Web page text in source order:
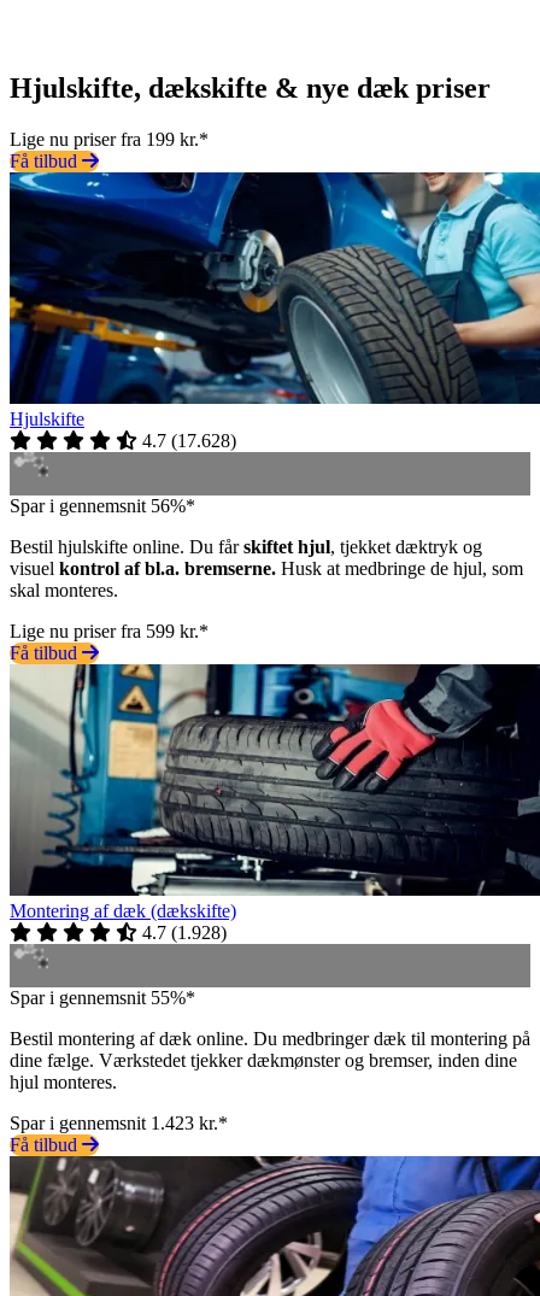
Hjulskifte, dækskifte & nye dæk priser
Lige nu priser fra 199 kr.*
Få tilbud
Hjulskifte
4.7 (17.628)
Spar i gennemsnit 56%*
Bestil hjulskifte online. Du fårskiftet hjul, tjekket dæktryk og
visuel kontrol af bl.a. bremserne. Husk at medbringe de hjul, som
skal monteres.
Lige nu priser fra 599 kr.*
Få tilbud
Montering af dæk (dækskifte)
4.7 (1.928)
Spar i gennemsnit 55%*
Bestil montering af dæk online. Du medbringer dæk til montering på
dine fælge. Værkstedet tjekker dækmønster og bremser, inden dine
hjul monteres.
Spar i gennemsnit 1.423 kr.*
Få tilbud